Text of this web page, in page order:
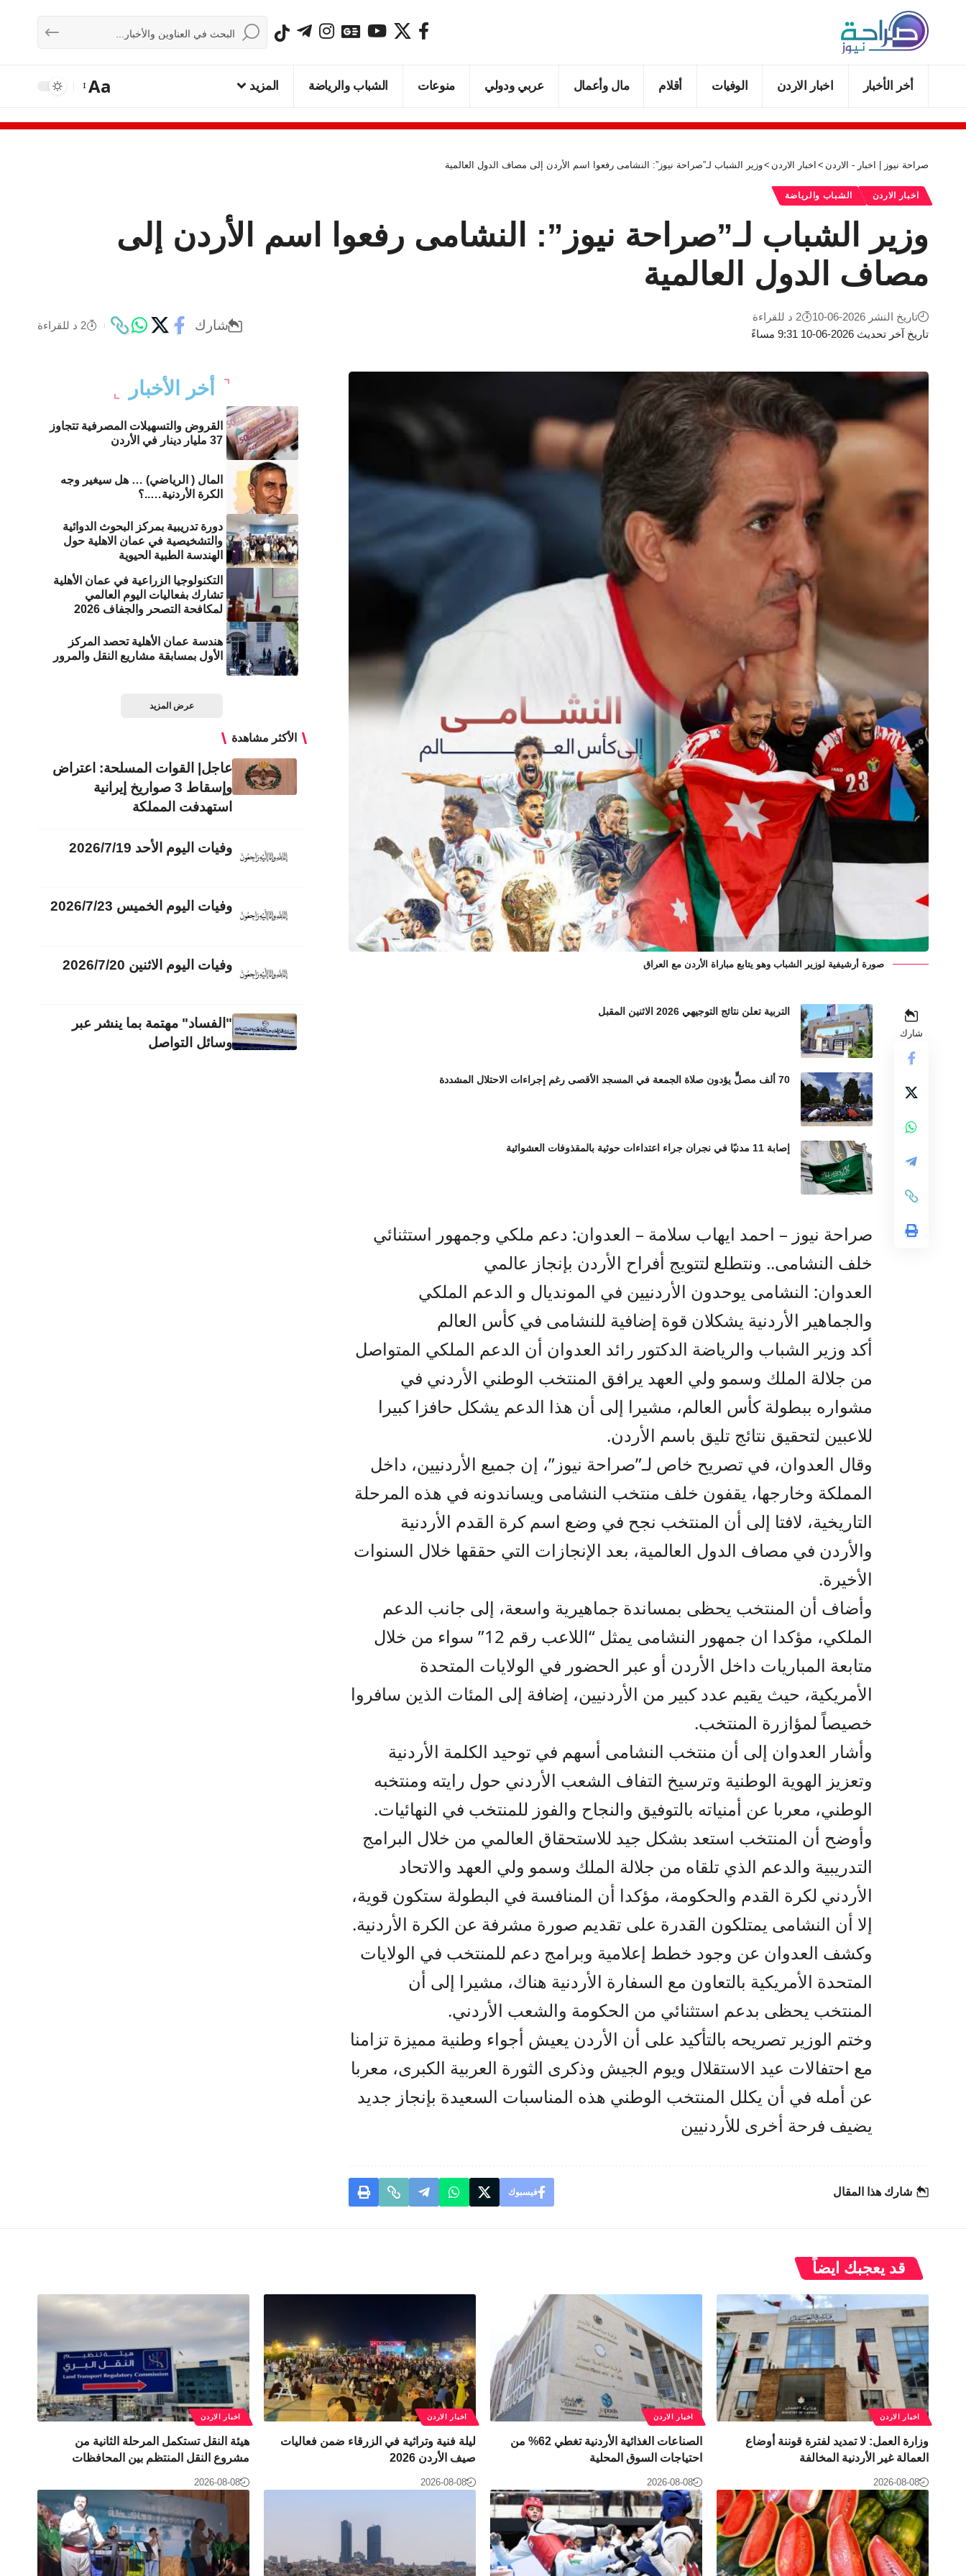
أخر الأخبار اخبار الاردن الوفيات أقلام مال وأعمال عربي ودولي منوعات الشباب والرياضة المزيد Aa
صراحة نيوز | اخبار - الاردن > اخبار الاردن >وزير الشباب لـ”صراحة نيوز”: النشامى رفعوا اسم الأردن إلى مصاف الدول العالمية
اخبار الاردن الشباب والرياضة
وزير الشباب لـ”صراحة نيوز”: النشامى رفعوا اسم الأردن إلى
مصاف الدول العالمية
تاريخ آخر تحديث 2026-06-10 9:31 مساءً
تاريخ النشر 2026-06-10 2 د للقراءة
شارك 2 د للقراءة
صورة أرشيفية لوزير الشباب وهو يتابع مباراة الأردن مع العراق
شارك
التربية تعلن نتائج التوجيهي 2026 الاثنين المقبل
70 ألف مصلٍّ يؤدون صلاة الجمعة في المسجد الأقصى رغم إجراءات الاحتلال المشددة
إصابة 11 مدنيًا في نجران جراء اعتداءات حوثية بالمقذوفات العشوائية
صراحة نيوز – احمد ايهاب سلامة – العدوان: دعم ملكي وجمهور استثنائي
خلف النشامى.. ونتطلع لتتويج أفراح الأردن بإنجاز عالمي
العدوان: النشامى يوحدون الأردنيين في المونديال و الدعم الملكي
والجماهير الأردنية يشكلان قوة إضافية للنشامى في كأس العالم
أكد وزير الشباب والرياضة الدكتور رائد العدوان أن الدعم الملكي المتواصل
من جلالة الملك وسمو ولي العهد يرافق المنتخب الوطني الأردني في
مشواره ببطولة كأس العالم، مشيرا إلى أن هذا الدعم يشكل حافزا كبيرا
للاعبين لتحقيق نتائج تليق باسم الأردن.
وقال العدوان، في تصريح خاص لـ”صراحة نيوز”، إن جميع الأردنيين، داخل
المملكة وخارجها، يقفون خلف منتخب النشامى ويساندونه في هذه المرحلة
التاريخية، لافتا إلى أن المنتخب نجح في وضع اسم كرة القدم الأردنية
والأردن في مصاف الدول العالمية، بعد الإنجازات التي حققها خلال السنوات
الأخيرة.
وأضاف أن المنتخب يحظى بمساندة جماهيرية واسعة، إلى جانب الدعم
الملكي، مؤكدا ان جمهور النشامى يمثل “اللاعب رقم 12” سواء من خلال
متابعة المباريات داخل الأردن أو عبر الحضور في الولايات المتحدة
الأمريكية، حيث يقيم عدد كبير من الأردنيين، إضافة إلى المئات الذين سافروا
خصيصاً لمؤازرة المنتخب.
وأشار العدوان إلى أن منتخب النشامى أسهم في توحيد الكلمة الأردنية
وتعزيز الهوية الوطنية وترسيخ التفاف الشعب الأردني حول رايته ومنتخبه
الوطني، معربا عن أمنياته بالتوفيق والنجاح والفوز للمنتخب في النهائيات.
وأوضح أن المنتخب استعد بشكل جيد للاستحقاق العالمي من خلال البرامج
التدريبية والدعم الذي تلقاه من جلالة الملك وسمو ولي العهد والاتحاد
الأردني لكرة القدم والحكومة، مؤكدا أن المنافسة في البطولة ستكون قوية،
إلا أن النشامى يمتلكون القدرة على تقديم صورة مشرفة عن الكرة الأردنية.
وكشف العدوان عن وجود خطط إعلامية وبرامج دعم للمنتخب في الولايات
المتحدة الأمريكية بالتعاون مع السفارة الأردنية هناك، مشيرا إلى أن
المنتخب يحظى بدعم استثنائي من الحكومة والشعب الأردني.
وختم الوزير تصريحه بالتأكيد على أن الأردن يعيش أجواء وطنية مميزة تزامنا
مع احتفالات عيد الاستقلال ويوم الجيش وذكرى الثورة العربية الكبرى، معربا
عن أمله في أن يكلل المنتخب الوطني هذه المناسبات السعيدة بإنجاز جديد
يضيف فرحة أخرى للأردنيين
شارك هذا المقال فيسبوك
أخر الأخبار
القروض والتسهيلات المصرفية تتجاوز
37 مليار دينار في الأردن
المال ( الرياضي) … هل سيغير وجه
الكرة الأردنية…..؟
دورة تدريبية بمركز البحوث الدوائية
والتشخيصية في عمان الاهلية حول
الهندسة الطبية الحيوية
التكنولوجيا الزراعية في عمان الأهلية
تشارك بفعاليات اليوم العالمي
لمكافحة التصحر والجفاف 2026
هندسة عمان الأهلية تحصد المركز
الأول بمسابقة مشاريع النقل والمرور
عرض المزيد
الأكثر مشاهدة
عاجل| القوات المسلحة: اعتراض
وإسقاط 3 صواريخ إيرانية
استهدفت المملكة
وفيات اليوم الأحد 2026/7/19
وفيات اليوم الخميس 2026/7/23
وفيات اليوم الاثنين 2026/7/20
"الفساد" مهتمة بما ينشر عبر
وسائل التواصل
قد يعجبك ايضاً
اخبار الاردن
وزارة العمل: لا تمديد لفترة قوننة أوضاع
العمالة غير الأردنية المخالفة
2026-08-08
اخبار الاردن
الصناعات الغذائية الأردنية تغطي 62% من
احتياجات السوق المحلية
2026-08-08
اخبار الاردن
ليلة فنية وتراثية في الزرقاء ضمن فعاليات
صيف الأردن 2026
2026-08-08
اخبار الاردن
هيئة النقل تستكمل المرحلة الثانية من
مشروع النقل المنتظم بين المحافظات
2026-08-08